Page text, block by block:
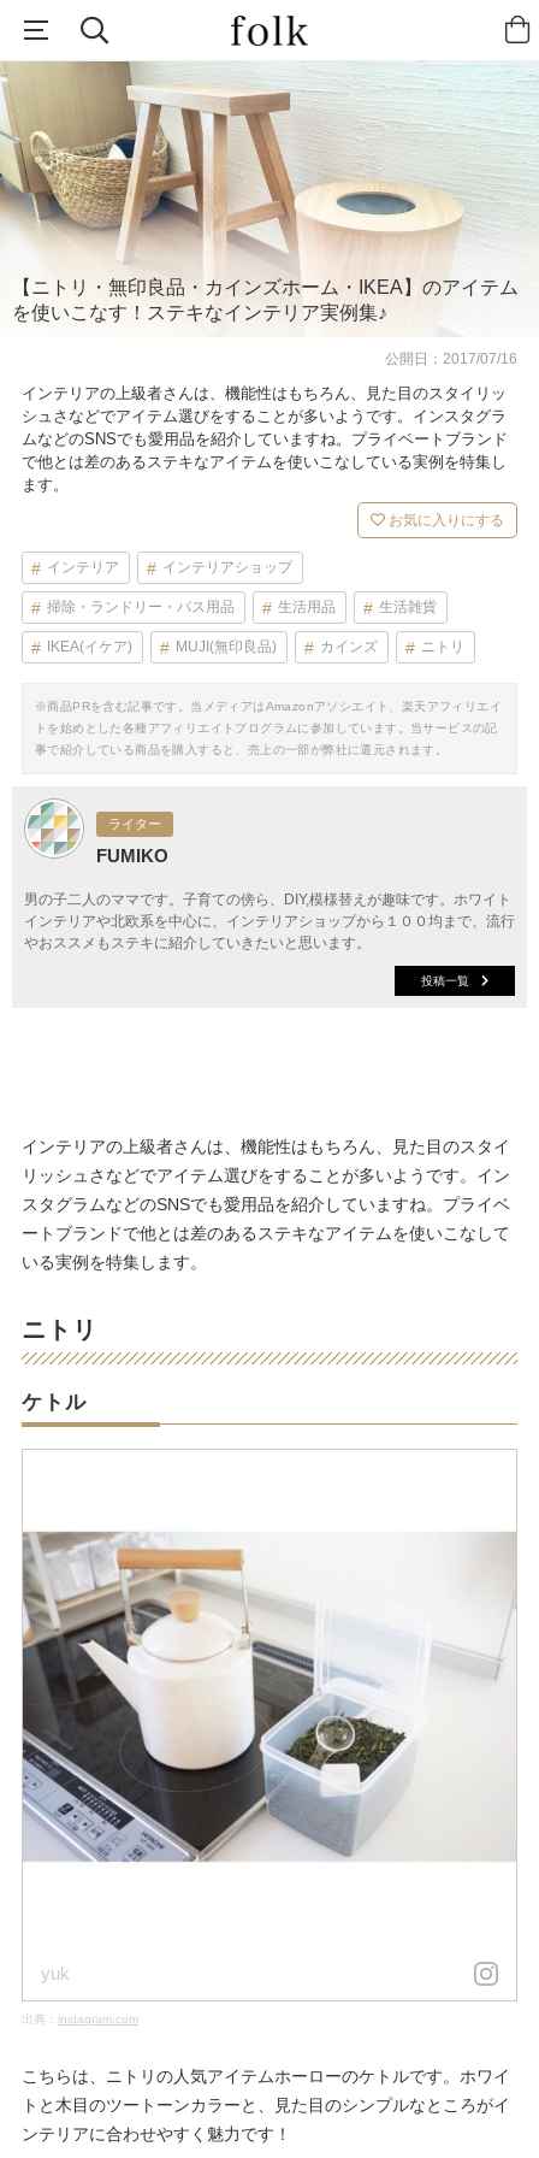
【ニトリ・無印良品・カインズホーム・IKEA】のアイテム
を使いこなす！ステキなインテリア実例集♪
公開日：2017/07/16
インテリアの上級者さんは、機能性はもちろん、見た目のスタイリッ
シュさなどでアイテム選びをすることが多いようです。インスタグラ
ムなどのSNSでも愛用品を紹介していますね。プライベートブランド
で他とは差のあるステキなアイテムを使いこなしている実例を特集し
ます。
お気に入りにする
インテリア インテリアショップ
掃除・ランドリー・バス用品 生活用品 生活雑貨
IKEA(イケア) MUJI(無印良品) カインズ ニトリ
※商品PRを含む記事です。当メディアはAmazonアソシエイト、楽天アフィリエイ
トを始めとした各種アフィリエイトプログラムに参加しています。当サービスの記
事で紹介している商品を購入すると、売上の一部が弊社に還元されます。
ライター
FUMIKO
男の子二人のママです。子育ての傍ら、DIY,模様替えが趣味です。ホワイト
インテリアや北欧系を中心に、インテリアショップから１００均まで、流行
やおススメもステキに紹介していきたいと思います。
投稿一覧
インテリアの上級者さんは、機能性はもちろん、見た目のスタイ
リッシュさなどでアイテム選びをすることが多いようです。イン
スタグラムなどのSNSでも愛用品を紹介していますね。プライベ
ートブランドで他とは差のあるステキなアイテムを使いこなして
いる実例を特集します。
ニトリ
ケトル
yuk
出典： instagram.com
こちらは、ニトリの人気アイテムホーローのケトルです。ホワイ
トと木目のツートーンカラーと、見た目のシンプルなところがイ
ンテリアに合わせやすく魅力です！